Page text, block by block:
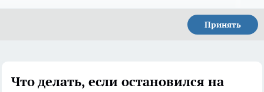
Принять
Что делать, если остановился на